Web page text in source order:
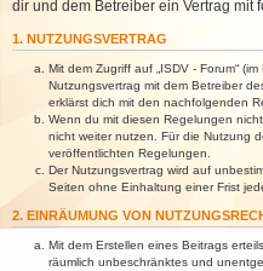
dir und dem Betreiber ein Vertrag
1. NUTZUNGSVERTRAG
Mit dem Zugriff auf „ISDV - Forum“
Nutzungsvertrag mit dem Betreiber
erklärst dich mit den nachfolgenden
Wenn du mit diesen Regelungen
nicht weiter nutzen. Für die Nutzung
veröffentlichten Regelungen.
Der Nutzungsvertrag wird auf
Seiten ohne Einhaltung einer Frist
2. EINRÄUMUNG VON
Mit dem Erstellen eines Beitrags
räumlich unbeschränktes und